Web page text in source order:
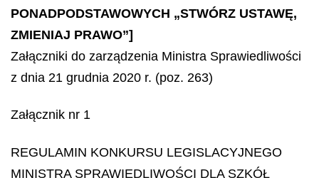
PONADPODSTAWOWYCH „STWÓRZ USTAWĘ,
ZMIENIAJ PRAWO”]
Załączniki do zarządzenia Ministra Sprawiedliwości
z dnia 21 grudnia 2020 r. (poz. 263)
Załącznik nr 1
REGULAMIN KONKURSU LEGISLACYJNEGO
MINISTRA SPRAWIEDLIWOŚCI DLA SZKÓŁ